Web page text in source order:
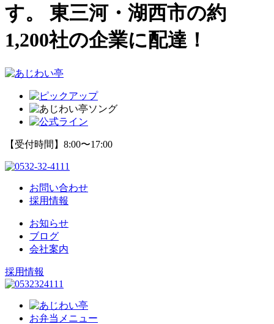
す。
東三河・湖西市の約
1,200社の企業に配達！
【受付時間】8:00〜17:00
お問い合わせ
採用情報
お知らせ
ブログ
会社案内
採用情報
お弁当メニュー